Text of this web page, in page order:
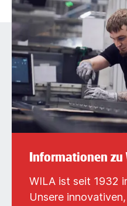
Informationen zu
WILA ist seit 1932
Unsere